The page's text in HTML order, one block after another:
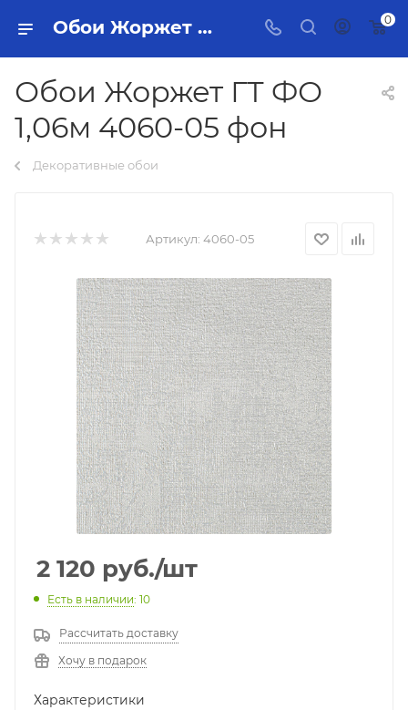
Обои Жоржет ГТ ФО 1,06м 4060-05 фон Тольятти - купить в интернет-магазине, каталог с ценами и характеристиками 0
Обои Жоржет ГТ ФО
1,06м 4060-05 фон
Декоративные обои
Артикул: 4060-05
2 120 руб./шт
Есть в наличии: 10
Рассчитать доставку
Хочу в подарок
Характеристики